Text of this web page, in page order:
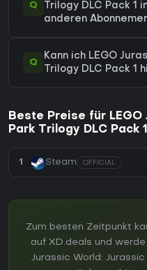
Q
Trilogy DLC Pack 1
anderen
Q
Kann ich LEGO
Trilogy DLC Pack 1
Beste Preise für
Park Trilogy DLC Pack 1
1 Steam OFFICIAL
Zum besten Zeitpunkt
auf XD.deals und
Jurassic World: Jurassic